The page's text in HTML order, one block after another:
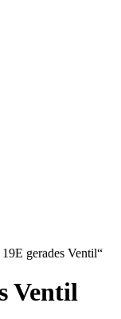
gerades Ventil“
Ventil